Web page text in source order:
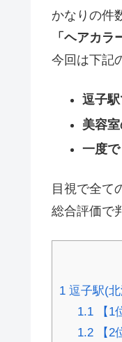
かなりの件
「ヘアカ
今回は下記
逗子
美容
一度
目視で全て
総合評価で
1 逗子駅(
1.1【1
1.2【2